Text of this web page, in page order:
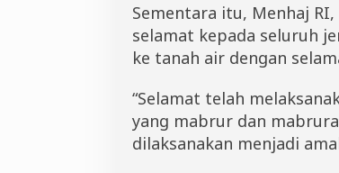
Sementara itu, Menhaj
selamat kepada seluruh
ke tanah air dengan
“Selamat telah
yang mabrur dan
dilaksanakan menjadi